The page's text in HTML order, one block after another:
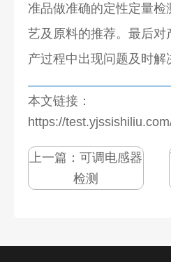
准品做准确的定性定量检
艺及原料的推荐。最后对
产过程中出现问题及时解
本文链接：
https://
上一篇： 可调电感器
检测